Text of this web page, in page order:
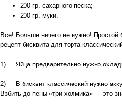
200 гр. сахарного песка;
200 гр. муки.
Все! Больше ничего не нужно! Простой
рецепт бисквита для торта
1) Яйца предварительно нужно
2) В бисквит классический нужно
Взбить до пены «три холмика» — это